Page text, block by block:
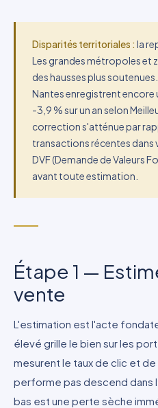
Disparités territoriales : la
Les grandes métropoles et
des hausses plus
Nantes enregistrent encore
-3,9 % sur un an selon
correction s'atténue par
transactions récentes dans
DVF (Demande de Valeurs
avant toute estimation.
Étape 1 —
vente
L'estimation est l'acte
élevé grille le bien sur les
mesurent le taux de clic et
performe pas descend dans
bas est une perte sèche